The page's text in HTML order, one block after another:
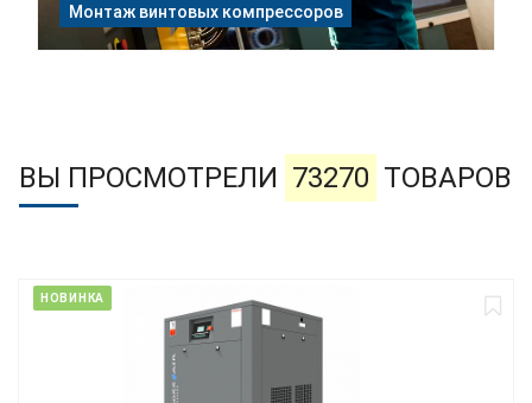
Монтаж винтовых компрессоров
ВЫ ПРОСМОТРЕЛИ 73270 ТОВАРОВ
ХИТ РЕКОМЕНДУЕМ